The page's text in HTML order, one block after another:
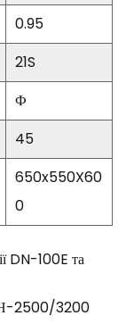
0.95
21S
Ф
45
650x550X60
0
DN-100E та
2500/3200